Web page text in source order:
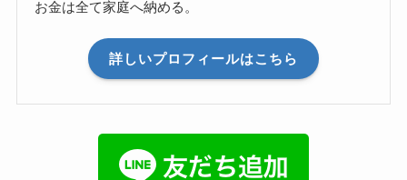
お金は全て家庭へ納める。
詳しいプロフィールはこちら